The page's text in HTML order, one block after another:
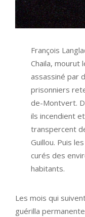
François
Chaila, mourut
assassiné par
prisonniers
de-Montvert.
ils incendient et
transpercent
Guillou. Puis
curés des
habitants.
Les mois qui
guérilla